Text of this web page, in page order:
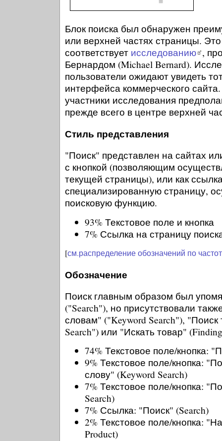
Блок поиска был обнаружен
или верхней частях страницы.
соответствует исследованию ,
Бернардом (Michael Bernard).
пользователи ожидают увидеть
интерфейса коммерческого
участники исследования
прежде всего в центре верхней
Стиль представления
"Поиск" представлен на сайтах
с кнопкой (позволяющим
текущей страницы), или как
специализированную страницу,
поисковую функцию.
93% Текстовое поле и кнопка
7% Ссылка на страницу
[см.распределение обозначений по
Обозначение
Поиск главным образом был
("Search"), но присутствовали
словам" ("Keyword Search"), "Поиск
Search") или "Искать товар"
74% Текстовое поле/кнопка:
9% Текстовое поле/кнопка:
слову" (Keyword Search)
7% Текстовое поле/кнопка:
Search)
7% Ссылка: "Поиск" (Search)
2% Текстовое поле/кнопка:
Product)